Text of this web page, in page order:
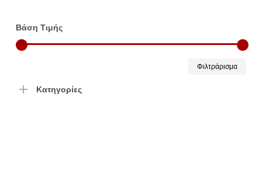
Βάση Τιμής
Φιλτράρισμα
Κατηγορίες